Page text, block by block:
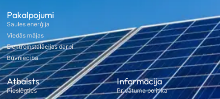
Pakalpojumi
Saules enerģija
Viedās mājas
Elektroinstalācijas darbi
Būvniecība
Atbalsts
Pieslēgties
Informācija
Privātuma politika